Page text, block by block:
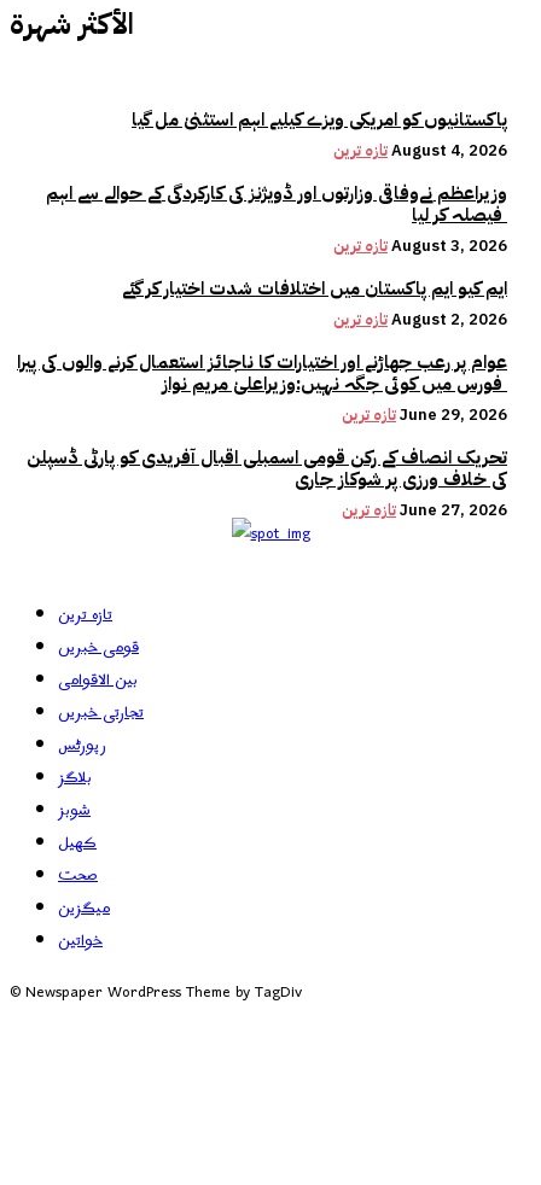
الأكثر شهرة
پاکستانیوں کو امریکی ویزے کیلیے اہم استثنیٰ مل گیا
تازہ ترینAugust 4, 2026
وزیراعظم نےوفاقی وزارتوں اور ڈویژنز کی کارکردگی کے حوالے سے اہم
تازہ ترینAugust 3, 2026
ایم کیو ایم پاکستان میں اختلافات شدت اختیار کر گئے
تازہ ترینAugust 2, 2026
عوام پر رعب جھاڑنے اور اختیارات کا ناجائز استعمال کرنے والوں کی پیرا
تازہ ترینJune 29, 2026
تحریک انصاف کے رکن قومی اسمبلی اقبال آفریدی کو پارٹی ڈسپلن
کی خلاف ورزی پر شوکاز جاری
تازہ ترینJune 27, 2026
تازہ ترین
قومی خبریں
بین الاقوامی
تجارتی خبریں
رپورٹس
بلاگز
شوبز
کھیل
صحت
میگزین
خواتین
© Newspaper WordPress Theme by TagDiv